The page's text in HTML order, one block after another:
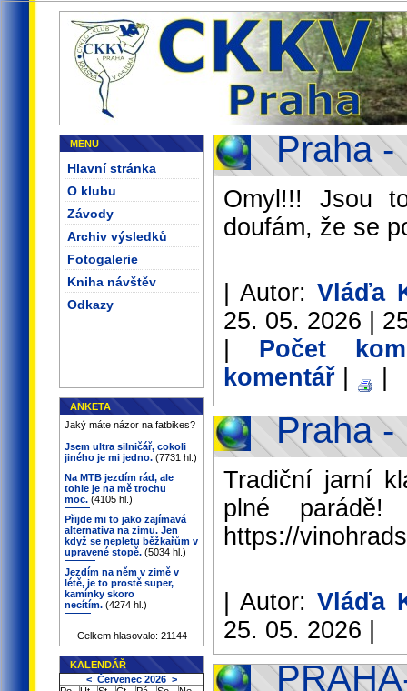
MENU
Hlavní stránka
O klubu
Závody
Archiv výsledků
Fotogalerie
Kniha návštěv
Odkazy
ANKETA
Jaký máte názor na fatbikes?
Jsem ultra silničář, cokoli
jiného je mi jedno. (7731 hl.)
Na MTB jezdím rád, ale
tohle je na mě trochu
moc. (4105 hl.)
Přijde mi to jako zajímavá
alternativa na zimu. Jen
když se nepletu běžkařům v
upravené stopě. (5034 hl.)
Jezdím na něm v zimě v
létě, je to prostě super,
kamínky skoro
necítím. (4274 hl.)
Celkem hlasovalo: 21144
KALENDÁŘ
< Červenec 2026 >
Praha -
Omyl!!! Jsou
doufám, že se
| Autor:Vláďa
25. 05. 2026 |
Počet
komentář
Praha -
Tradiční jarní
plné
https://
| Autor:Vláďa
25. 05. 2026 |